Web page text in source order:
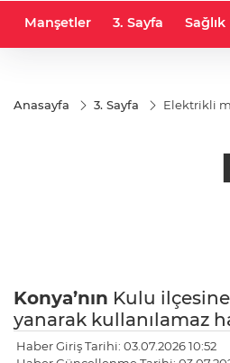
Manşetler 3. Sayfa Sağlık
Anasayfa 3. Sayfa Elektrikli
Konya’nın Kulu
yanarak kullanılamaz
Haber Giriş Tarihi: 03.07.2026 10:52